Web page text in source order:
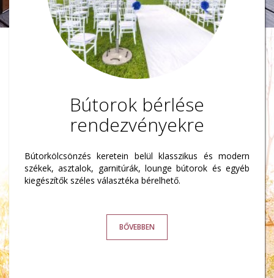
Bútorok bérlése
rendezvényekre
Bútorkölcsönzés keretein belül klasszikus és modern
székek, asztalok, garnitúrák, lounge bútorok és egyéb
kiegészítők széles választéka bérelhető.
BŐVEBBEN